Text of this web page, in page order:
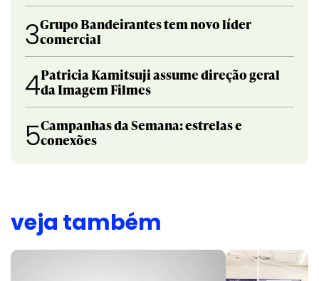
3Grupo Bandeirantes tem novo líder
comercial
4Patricia Kamitsuji assume direção geral
da Imagem Filmes
5Campanhas da Semana: estrelas e
conexões
veja também